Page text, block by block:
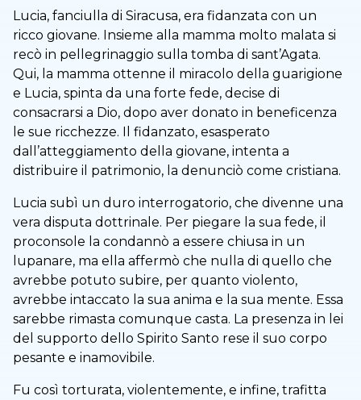
Lucia, fanciulla di Siracusa, era fidanzata con un
ricco giovane. Insieme alla mamma molto malata si
recò in pellegrinaggio sulla tomba di sant’Agata.
Qui, la mamma ottenne il miracolo della guarigione
e Lucia, spinta da una forte fede, decise di
consacrarsi a Dio, dopo aver donato in beneficenza
le sue ricchezze. Il fidanzato, esasperato
dall’atteggiamento della giovane, intenta a
distribuire il patrimonio, la denunciò come cristiana.
Lucia subì un duro interrogatorio, che divenne una
vera disputa dottrinale. Per piegare la sua fede, il
proconsole la condannò a essere chiusa in un
lupanare, ma ella affermò che nulla di quello che
avrebbe potuto subire, per quanto violento,
avrebbe intaccato la sua anima e la sua mente. Essa
sarebbe rimasta comunque casta. La presenza in lei
del supporto dello Spirito Santo rese il suo corpo
pesante e inamovibile.
Fu così torturata, violentemente, e infine, trafitta